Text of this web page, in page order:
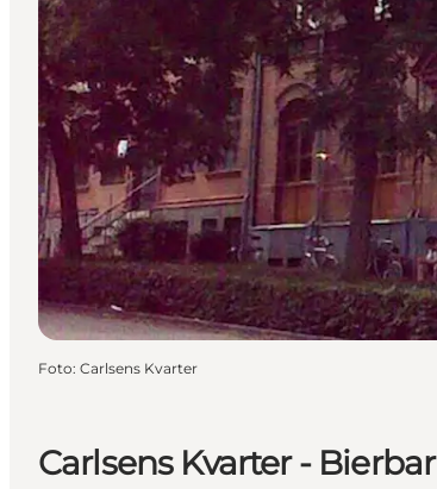
Carlsens Kvarter - Bierbar
Foto: Carlsens Kvarter